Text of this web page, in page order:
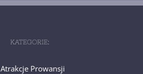
KATEGORIE:
Atrakcje Prowansji